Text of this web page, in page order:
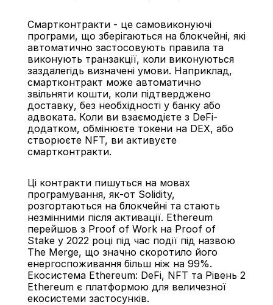
Смартконтракти - це самовиконуючі
програми, що зберігаються на блокчейні, які
автоматично застосовують правила та
виконують транзакції, коли виконуються
заздалегідь визначені умови. Наприклад,
смартконтракт може автоматично
звільняти кошти, коли підтверджено
доставку, без необхідності у банку або
адвоката. Коли ви взаємодієте з DeFi-
додатком, обмінюєте токени на DEX, або
створюєте NFT, ви активуєте
смартконтракти.
Ці контракти пишуться на мовах
програмування, як-от Solidity,
розгортаються на блокчейні та стають
незмінними після активації. Ethereum
перейшов з Proof of Work на Proof of
Stake у 2022 році під час події під назвою
The Merge, що значно скоротило його
енергоспоживання більш ніж на 99%.
Екосистема Ethereum: DeFi, NFT та Рівень 2
Ethereum є платформою для величезної
екосистеми застосунків.